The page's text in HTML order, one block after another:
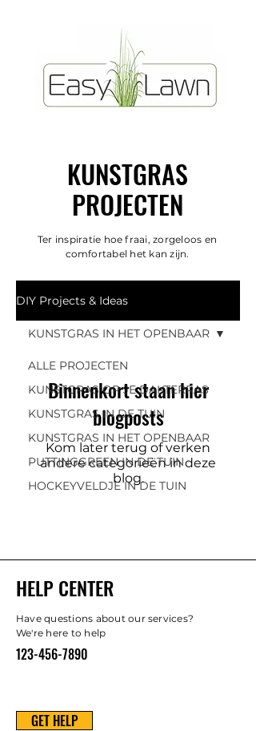
KUNSTGRAS
PROJECTEN
Ter inspiratie hoe fraai, zorgeloos en
comfortabel het kan zijn.
DIY Projects & Ideas
ALLE PROJECTEN
KUNSTGRAS OP JE DAKTERRAS
KUNSTGRAS IN DE TUIN
KUNSTGRAS IN HET OPENBAAR
PUTTINGGREEN IN DE TUIN
HOCKEYVELDJE IN DE TUIN
KUNSTGRAS IN HET OPENBAAR
Binnenkort staan hier
blogposts
Kom later terug of verken
andere categorieën in deze
blog.
HELP CENTER
Have questions about our services?
We're here to help
123-456-7890
GET HELP